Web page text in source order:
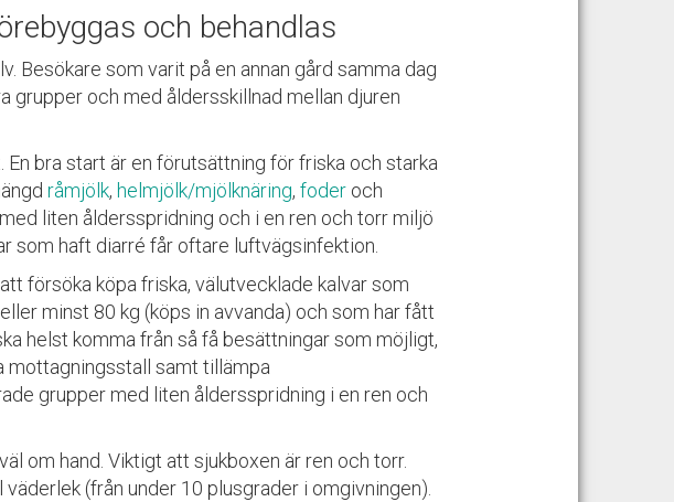
och behandlas
Besökare som varit på en annan gård samma dag
grupper och med åldersskillnad mellan djuren
bra start är en förutsättning för friska och starka
råmjölk, helmjölk/mjölknäring, foder och
liten åldersspridning och i en ren och torr miljö
som haft diarré får oftare luftvägsinfektion.
försöka köpa friska, välutvecklade kalvar som
minst 80 kg (köps in avvanda) och som har fått
helst komma från så få besättningar som möjligt,
mottagningsstall samt tillämpa
grupper med liten åldersspridning i en ren och
om hand. Viktigt att sjukboxen är ren och torr.
(från under 10 plusgrader i omgivningen).